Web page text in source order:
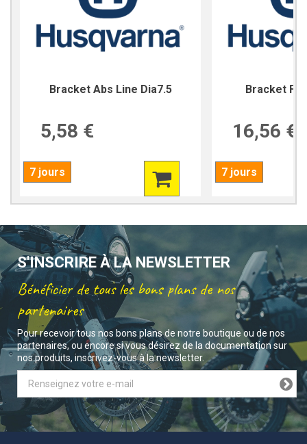
Bracket Abs Line Dia7.5
5,58 €
7 jours
Bracket
16,56 €
7 jours
S'INSCRIRE À LA NEWSLETTER
Bénéficier de tous les bons plans de nos
partenaires
Pour recevoir tous nos bons plans de notre boutique ou de nos
partenaires, ou encore si vous désirez de la documentation sur
nos produits, inscrivez-vous à la newsletter.